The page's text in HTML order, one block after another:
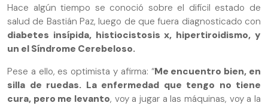
Hace algún tiempo se conoció sobre el difícil estado de
salud de Bastián Paz, luego de que fuera diagnosticado con
diabetes insípida, histiocistosis x, hipertiroidismo, y
un el Síndrome Cerebeloso.
Pese a ello, es optimista y afirma: “Me encuentro bien, en
silla de ruedas. La enfermedad que tengo no tiene
cura, pero me levanto, voy a jugar a las máquinas, voy a la